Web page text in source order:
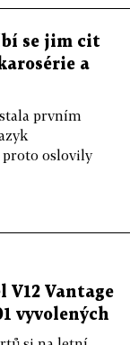
se jim cit
a
prvním
proto oslovily
Vantage
vyvolených